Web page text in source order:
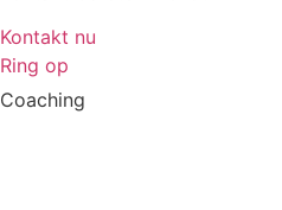
Kontakt nu
Ring op
Coaching